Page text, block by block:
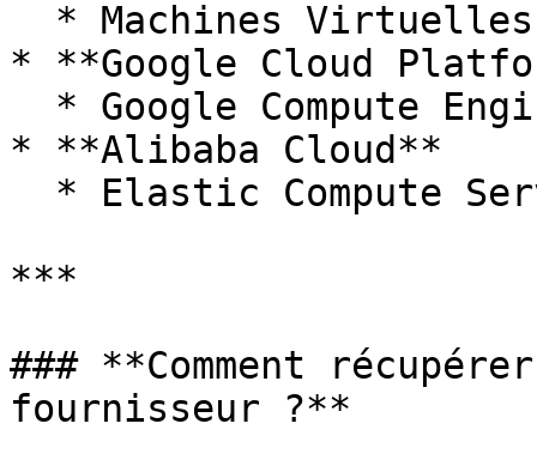
* **Google Cloud
* **Alibaba Cloud**
***
### **Comment
fournisseur ?**